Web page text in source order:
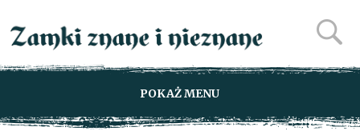
POKAŻ MENU